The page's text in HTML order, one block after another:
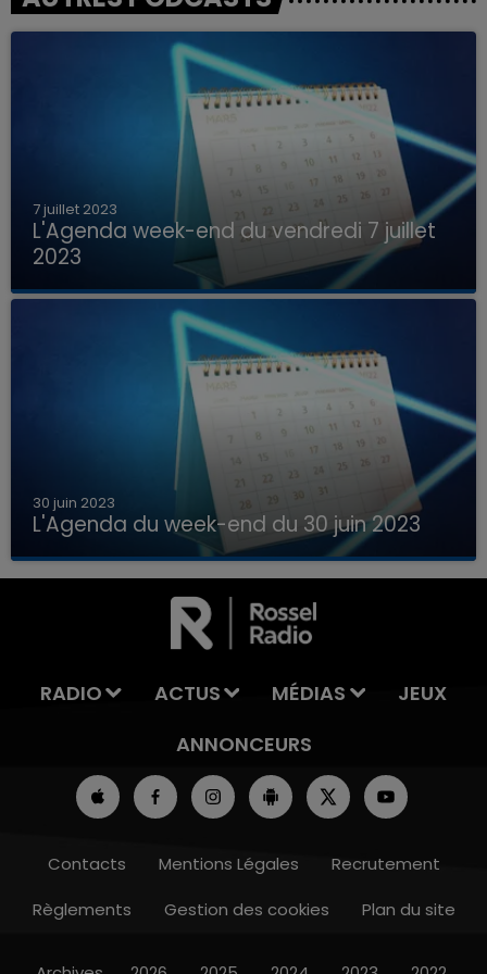
LA TEAM DU WEEK-END
7 juillet 2023
L'Agenda week-end du vendredi 7 juillet
2023
Que faire ce week-end dans les hauts-de-
France, la Marne et les Ardennes ?
30 juin 2023
L'Agenda du week-end du 30 juin 2023
Que faire ce week-end dans les hauts-de-
France, la Marne et les Ardennes ?
RADIO ACTUS MÉDIAS
JEUX
ANNONCEURS
Contacts Mentions Légales
Recrutement
Règlements
Gestion des cookies Plan du site